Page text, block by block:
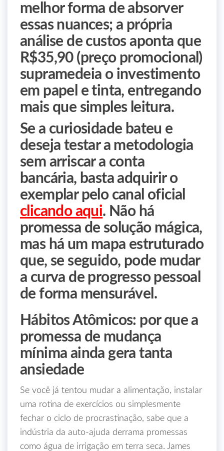
melhor forma de absorver
essas nuances; a própria
análise de custos aponta que
R$35,90 (preço promocional)
supramedeia o investimento
em papel e tinta, entregando
mais que simples leitura.
Se a curiosidade bateu e
deseja testar a metodologia
sem arriscar a conta
bancária, basta adquirir o
exemplar pelo canal oficial
clicando aqui. Não há
promessa de solução mágica,
mas há um mapa estruturado
que, se seguido, pode mudar
a curva de progresso pessoal
de forma mensurável.
Hábitos Atômicos: por que a
promessa de mudança
mínima ainda gera tanta
ansiedade
Se você já tentou mudar a alimentação, instalar
uma rotina de exercícios ou simplesmente
fechar o ciclo de procrastinação, sabe que a
indústria da auto‑ajuda derrama promessas
como água de irrigação em terra seca. James